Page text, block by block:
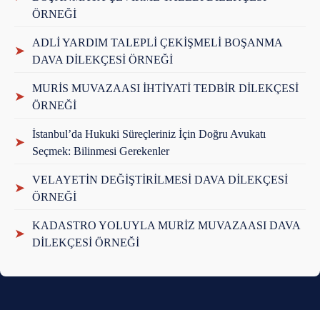
ÖRNEĞİ
➤
ADLİ YARDIM TALEPLİ ÇEKİŞMELİ BOŞANMA
DAVA DİLEKÇESİ ÖRNEĞİ
➤
MURİS MUVAZAASI İHTİYATİ TEDBİR DİLEKÇESİ
ÖRNEĞİ
➤
İstanbul’da Hukuki Süreçleriniz İçin Doğru Avukatı
Seçmek: Bilinmesi Gerekenler
➤
VELAYETİN DEĞİŞTİRİLMESİ DAVA DİLEKÇESİ
ÖRNEĞİ
➤
KADASTRO YOLUYLA MURİZ MUVAZAASI DAVA
DİLEKÇESİ ÖRNEĞİ